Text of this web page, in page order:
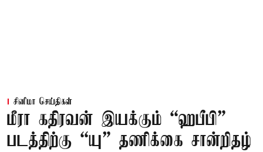
சினிமா செய்திகள்
மீரா கதிரவன் இயக்கும் “ஹபீபி”
படத்திற்கு “யு” தணிக்கை சான்றிதழ்